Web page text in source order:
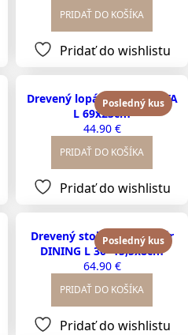
price
30.00 €.
price
25.00 €.
PRIDAŤ DO KOŠÍKA
Pridať do wishlistu
Posledný kus
Drevený lopár CONTINENTA
L 69x23cm
44.90 €
PRIDAŤ DO KOŠÍKA
Pridať do wishlistu
Posledný kus
Drevený stolový organizér
DINING L 30×15,5x8cm
64.90 €
PRIDAŤ DO KOŠÍKA
Pridať do wishlistu